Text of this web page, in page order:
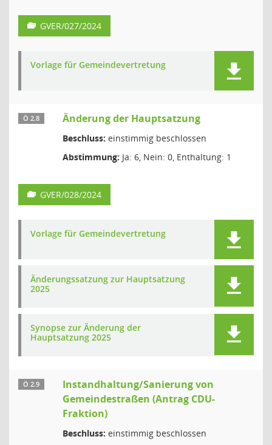
GVER/027/2024
Vorlage für Gemeindevertretung
Ö 2.8 Änderung der Hauptsatzung
Beschluss: einstimmig beschlossen
Abstimmung: Ja: 6, Nein: 0, Enthaltung: 1
GVER/028/2024
Vorlage für Gemeindevertretung
Änderungssatzung zur Hauptsatzung
2025
Synopse zur Änderung der
Hauptsatzung 2025
Ö 2.9
Instandhaltung/Sanierung von
Gemeindestraßen (Antrag CDU-
Fraktion)
Beschluss: einstimmig beschlossen